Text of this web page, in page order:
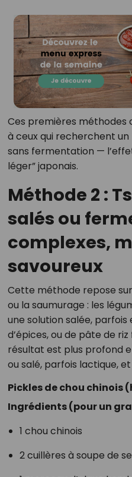
Ces premières
à ceux qui recherchent
sans fermentation —
léger” japonais.
Méthode 2 :
salés ou
complexes,
savoureux
Cette méthode repose
ou la saumurage : les
une solution salée,
d’épices, ou de pâte de
résultat est plus profond
ou salé, parfois lactique,
Pickles de chou chinois
Ingrédients (pour un
1 chou chinois
2 cuillères à soupe de